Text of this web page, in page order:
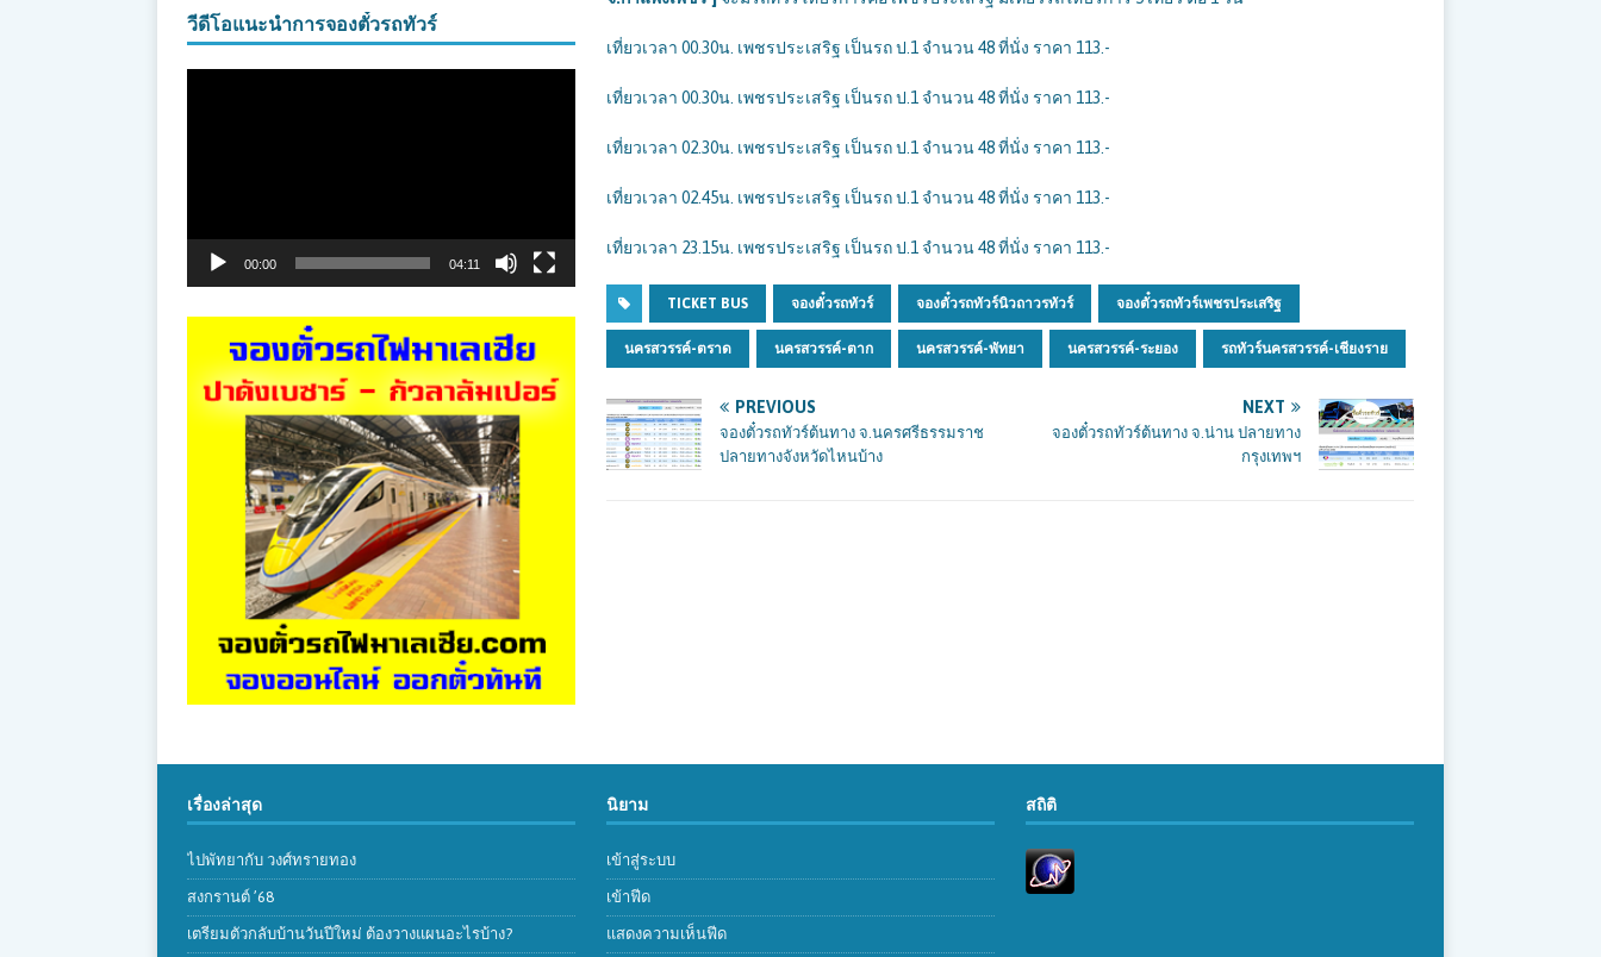
เที่ยวเวลา 00.30น. เพชรประเสริฐ เป็นรถ ป.1 จำนวน 48 ที่นั่ง ราคา 113.-
เที่ยวเวลา 00.30น. เพชรประเสริฐ เป็นรถ ป.1 จำนวน 48 ที่นั่ง ราคา 113.-
เที่ยวเวลา 02.30น. เพชรประเสริฐ เป็นรถ ป.1 จำนวน 48 ที่นั่ง ราคา 113.-
เที่ยวเวลา 02.45น. เพชรประเสริฐ เป็นรถ ป.1 จำนวน 48 ที่นั่ง ราคา 113.-
เที่ยวเวลา 23.15น. เพชรประเสริฐ เป็นรถ ป.1 จำนวน 48 ที่นั่ง ราคา 113.-
TICKET BUS จองตั๋วรถทัวร์ จองตั๋วรถทัวร์นิวถาวรทัวร์ จองตั๋วรถทัวร์เพชรประเสริฐ
นครสวรรค์-ตราด นครสวรรค์-ตาก นครสวรรค์-พัทยา นครสวรรค์-ระยอง รถทัวร์นครสวรรค์-เชียงราย
PREVIOUS
จองตั๋วรถทัวร์ต้นทาง จ.นครศรีธรรมราช
ปลายทางจังหวัดไหนบ้าง
NEXT
จองตั๋วรถทัวร์ต้นทาง จ.น่าน ปลายทาง
กรุงเทพฯ
วีดีโอแนะนำการจองตั๋วรถทัวร์
00:00 04:11
เรื่องล่าสุด
ไปพัทยากับ วงศ์ทรายทอง
สงกรานต์ ’68
เตรียมตัวกลับบ้านวันปีใหม่ ต้องวางแผนอะไรบ้าง?
นิยาม
เข้าสู่ระบบ
เข้าฟีด
แสดงความเห็นฟีด
สถิติ